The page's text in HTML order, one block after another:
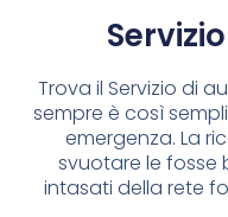
Trova il Servizio di
sempre è così
emergenza. La
svuotare le fosse
intasati della rete